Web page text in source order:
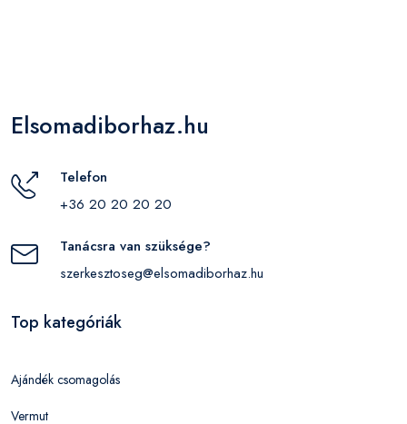
Elsomadiborhaz.hu
Telefon
+36 20 20 20 20
Tanácsra van szüksége?
szerkesztoseg@elsomadiborhaz.hu
Top kategóriák
Ajándék csomagolás
Vermut